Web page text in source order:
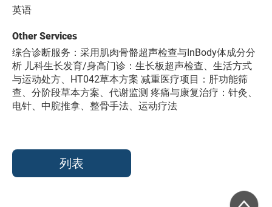
英语
Other Services
综合诊断服务：采用肌肉骨骼超声检查与InBody体成分分
析 儿科生长发育/身高门诊：生长板超声检查、生活方式
与运动处方、HT042草本方案 减重医疗项目：肝功能筛
查、分阶段草本方案、代谢监测 疼痛与康复治疗：针灸、
电针、中脘推拿、整骨手法、运动疗法
列表